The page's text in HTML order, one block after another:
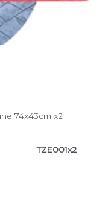
74x43cm x2
TZE001x2